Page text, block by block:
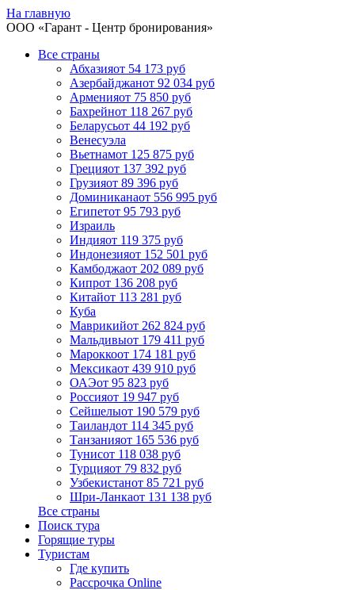
На главную
ООО «Гарант - Центр бронирования»
Все страны
Абхазияот 54 173 руб
Азербайджанот 92 034 руб
Арменияот 75 850 руб
Бахрейнот 118 267 руб
Беларусьот 44 192 руб
Венесуэла
Вьетнамот 125 875 руб
Грецияот 137 392 руб
Грузияот 89 396 руб
Доминиканаот 556 995 руб
Египетот 95 793 руб
Израиль
Индияот 119 375 руб
Индонезияот 152 501 руб
Камбоджаот 202 089 руб
Кипрот 136 208 руб
Китайот 113 281 руб
Куба
Маврикийот 262 824 руб
Мальдивыот 179 411 руб
Мароккоот 174 181 руб
Мексикаот 439 910 руб
ОАЭот 95 823 руб
Россияот 19 947 руб
Сейшелыот 190 579 руб
Таиландот 114 345 руб
Танзанияот 165 536 руб
Тунисот 118 038 руб
Турцияот 79 832 руб
Узбекистанот 85 721 руб
Шри-Ланкаот 131 138 руб
Все страны
Поиск тура
Горящие туры
Туристам
Где купить
Рассрочка Online